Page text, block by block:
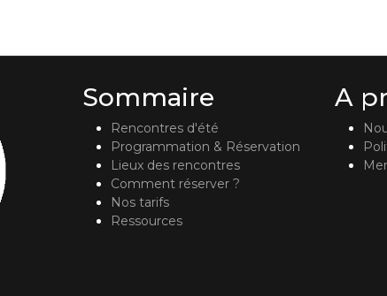
Sommaire
Rencontres d'été
Programmation & Réservation
Lieux des rencontres
Comment réserver ?
Nos tarifs
Ressources
A